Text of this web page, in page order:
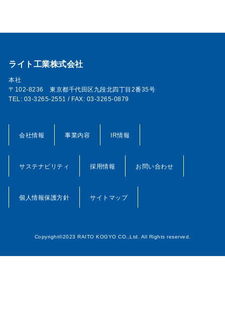
ライト工業株式会社
本社
〒102-8236 東京都千代田区九段北四丁目2番35号
TEL: 03-3265-2551 / FAX: 03-3265-0879
会社情報 事業内容 IR情報
サステナビリティ 採用情報 お問い合わせ
個人情報保護方針 サイトマップ
Copyright©2023 RAITO KOGYO CO.,Ltd. All Rights reserved.